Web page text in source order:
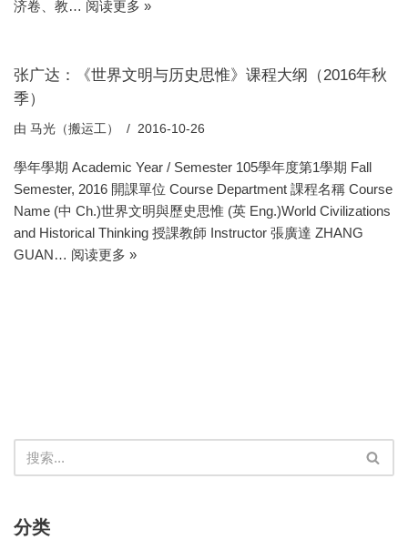
济卷、教… 阅读更多 »
张广达：《世界文明与历史思惟》课程大纲（2016年秋
季）
由 马光（搬运工） 2016-10-26
學年學期 Academic Year / Semester 105學年度第1學期 Fall
Semester, 2016 開課單位 Course Department 課程名稱 Course
Name (中 Ch.)世界文明與歷史思惟 (英 Eng.)World Civilizations
and Historical Thinking 授課教師 Instructor 張廣達 ZHANG
GUAN… 阅读更多 »
分类